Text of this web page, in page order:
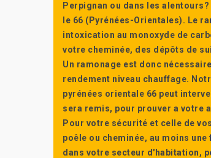
Perpignan ou dans les
le 66 (Pyrénées-Orientales). Le
intoxication au monoxyde de
votre cheminée, des dépôts de
Un ramonage est donc
rendement niveau chauffage.
pyrénées orientale 66 peut
sera remis, pour prouver a votre
Pour votre sécurité et celle de
poêle ou cheminée, au moins
dans votre secteur d'habitation,